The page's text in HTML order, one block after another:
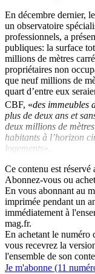
En décembre dernier,
un observatoire
professionnels, a
publiques: la surface
millions de mètres
propriétaires non
que neuf millions de
quart d’entre eux
CBF, «des immeubles
plus de deux ans et
deux millions de
habitants à l’horizon
logements».
Ce contenu est réservé
Abonnez-vous ou
En vous abonnant au
imprimée pendant un
immédiatement à
mag.fr.
En achetant le numéro
vous recevrez la
l'ensemble de son
Je m'abonne (11